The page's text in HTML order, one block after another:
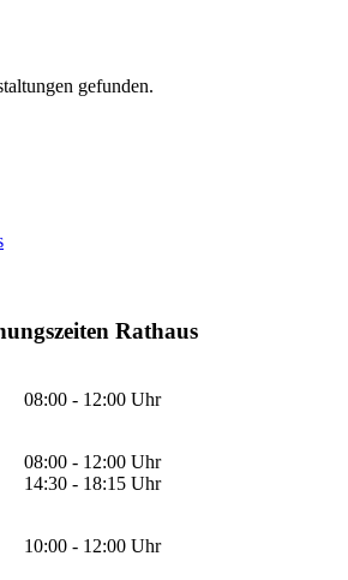
gefunden.
Rathaus
08:00 - 12:00 Uhr
08:00 - 12:00 Uhr
14:30 - 18:15 Uhr
10:00 - 12:00 Uhr